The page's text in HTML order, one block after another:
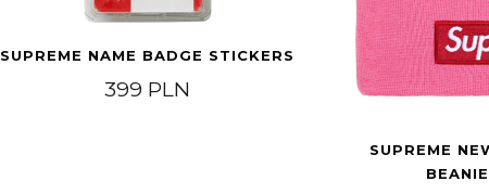
SUPREME NAME BADGE STICKERS
399 PLN
SUPREME